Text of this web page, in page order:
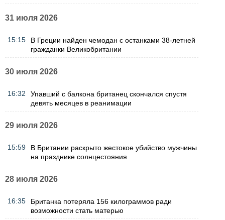
31 июля 2026
15:15
В Греции найден чемодан с останками 38-летней
гражданки Великобритании
30 июля 2026
16:32
Упавший с балкона британец скончался спустя
девять месяцев в реанимации
29 июля 2026
15:59
В Британии раскрыто жестокое убийство мужчины
на празднике солнцестояния
28 июля 2026
16:35
Британка потеряла 156 килограммов ради
возможности стать матерью